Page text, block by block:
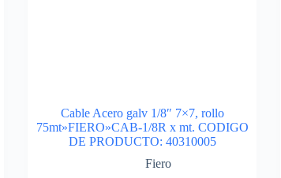
Cable Acero galv 1/8″ 7×7, rollo
75mt»FIERO»CAB-1/8R x mt. CODIGO
DE PRODUCTO: 40310005
Fiero